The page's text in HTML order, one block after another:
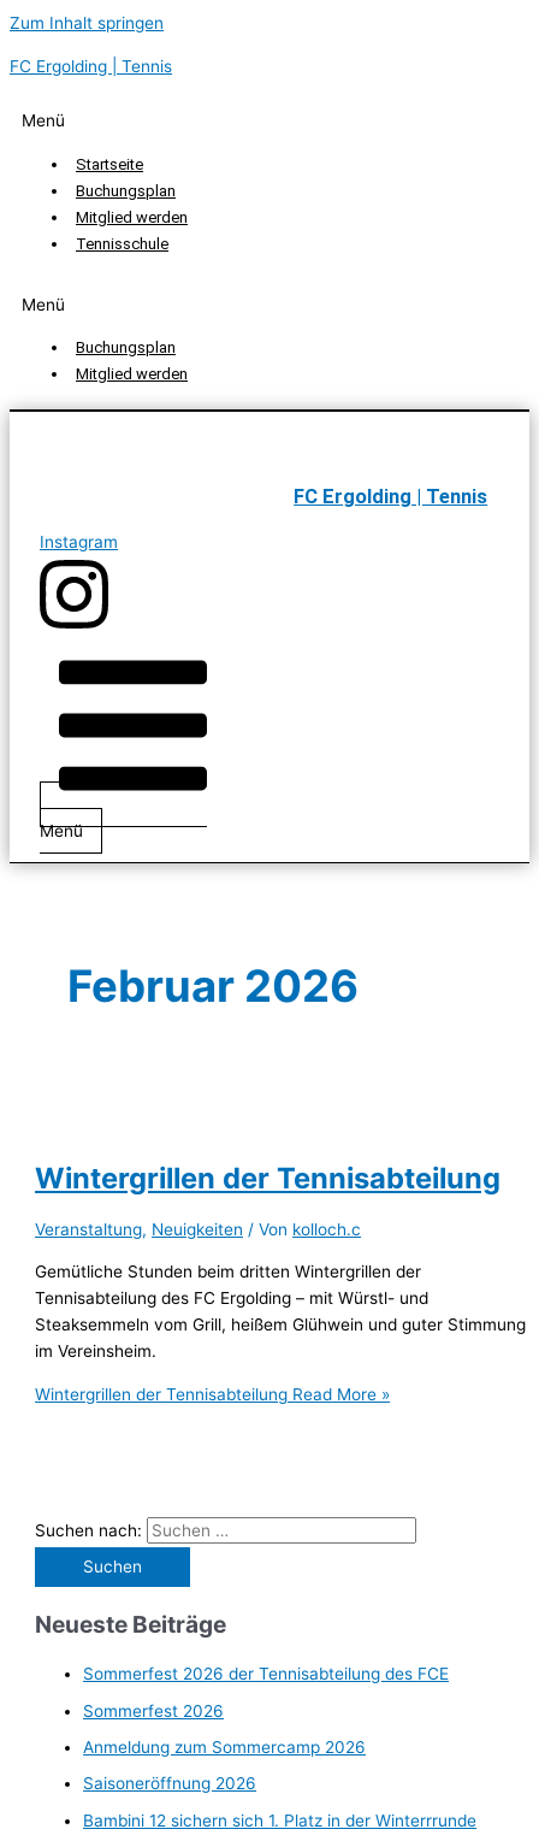
Zum Inhalt springen
FC Ergolding | Tennis
Menü
Startseite
Buchungsplan
Mitglied werden
Tennisschule
Menü
Buchungsplan
Mitglied werden
FC Ergolding | Tennis
Instagram
Menü
Februar 2026
Wintergrillen der Tennisabteilung
Veranstaltung, Neuigkeiten / Von kolloch.c
Gemütliche Stunden beim dritten Wintergrillen der
Tennisabteilung des FC Ergolding – mit Würstl- und
Steaksemmeln vom Grill, heißem Glühwein und guter Stimmung
im Vereinsheim.
Wintergrillen der Tennisabteilung Read More »
Suchen nach:
Neueste Beiträge
Sommerfest 2026 der Tennisabteilung des FCE
Sommerfest 2026
Anmeldung zum Sommercamp 2026
Saisoneröffnung 2026
Bambini 12 sichern sich 1. Platz in der Winterrrunde